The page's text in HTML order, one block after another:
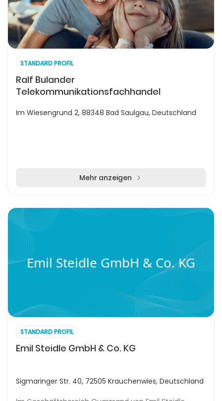
STANDARD PROFIL
Ralf Bulander
Telekommunikationsfachhandel
Im Wiesengrund 2, 88348 Bad Saulgau, Deutschland
Mehr anzeigen
Emil Steidle GmbH & Co. KG
STANDARD PROFIL
Emil Steidle GmbH & Co. KG
Sigmaringer Str. 40, 72505 Krauchenwies, Deutschland